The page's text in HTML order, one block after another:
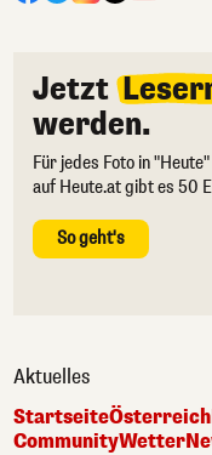
Jetzt
werden.
Für jedes Foto in
auf Heute.at gibt es 50
So geht's
Aktuelles
StartseiteÖsterreich
CommunityWetter